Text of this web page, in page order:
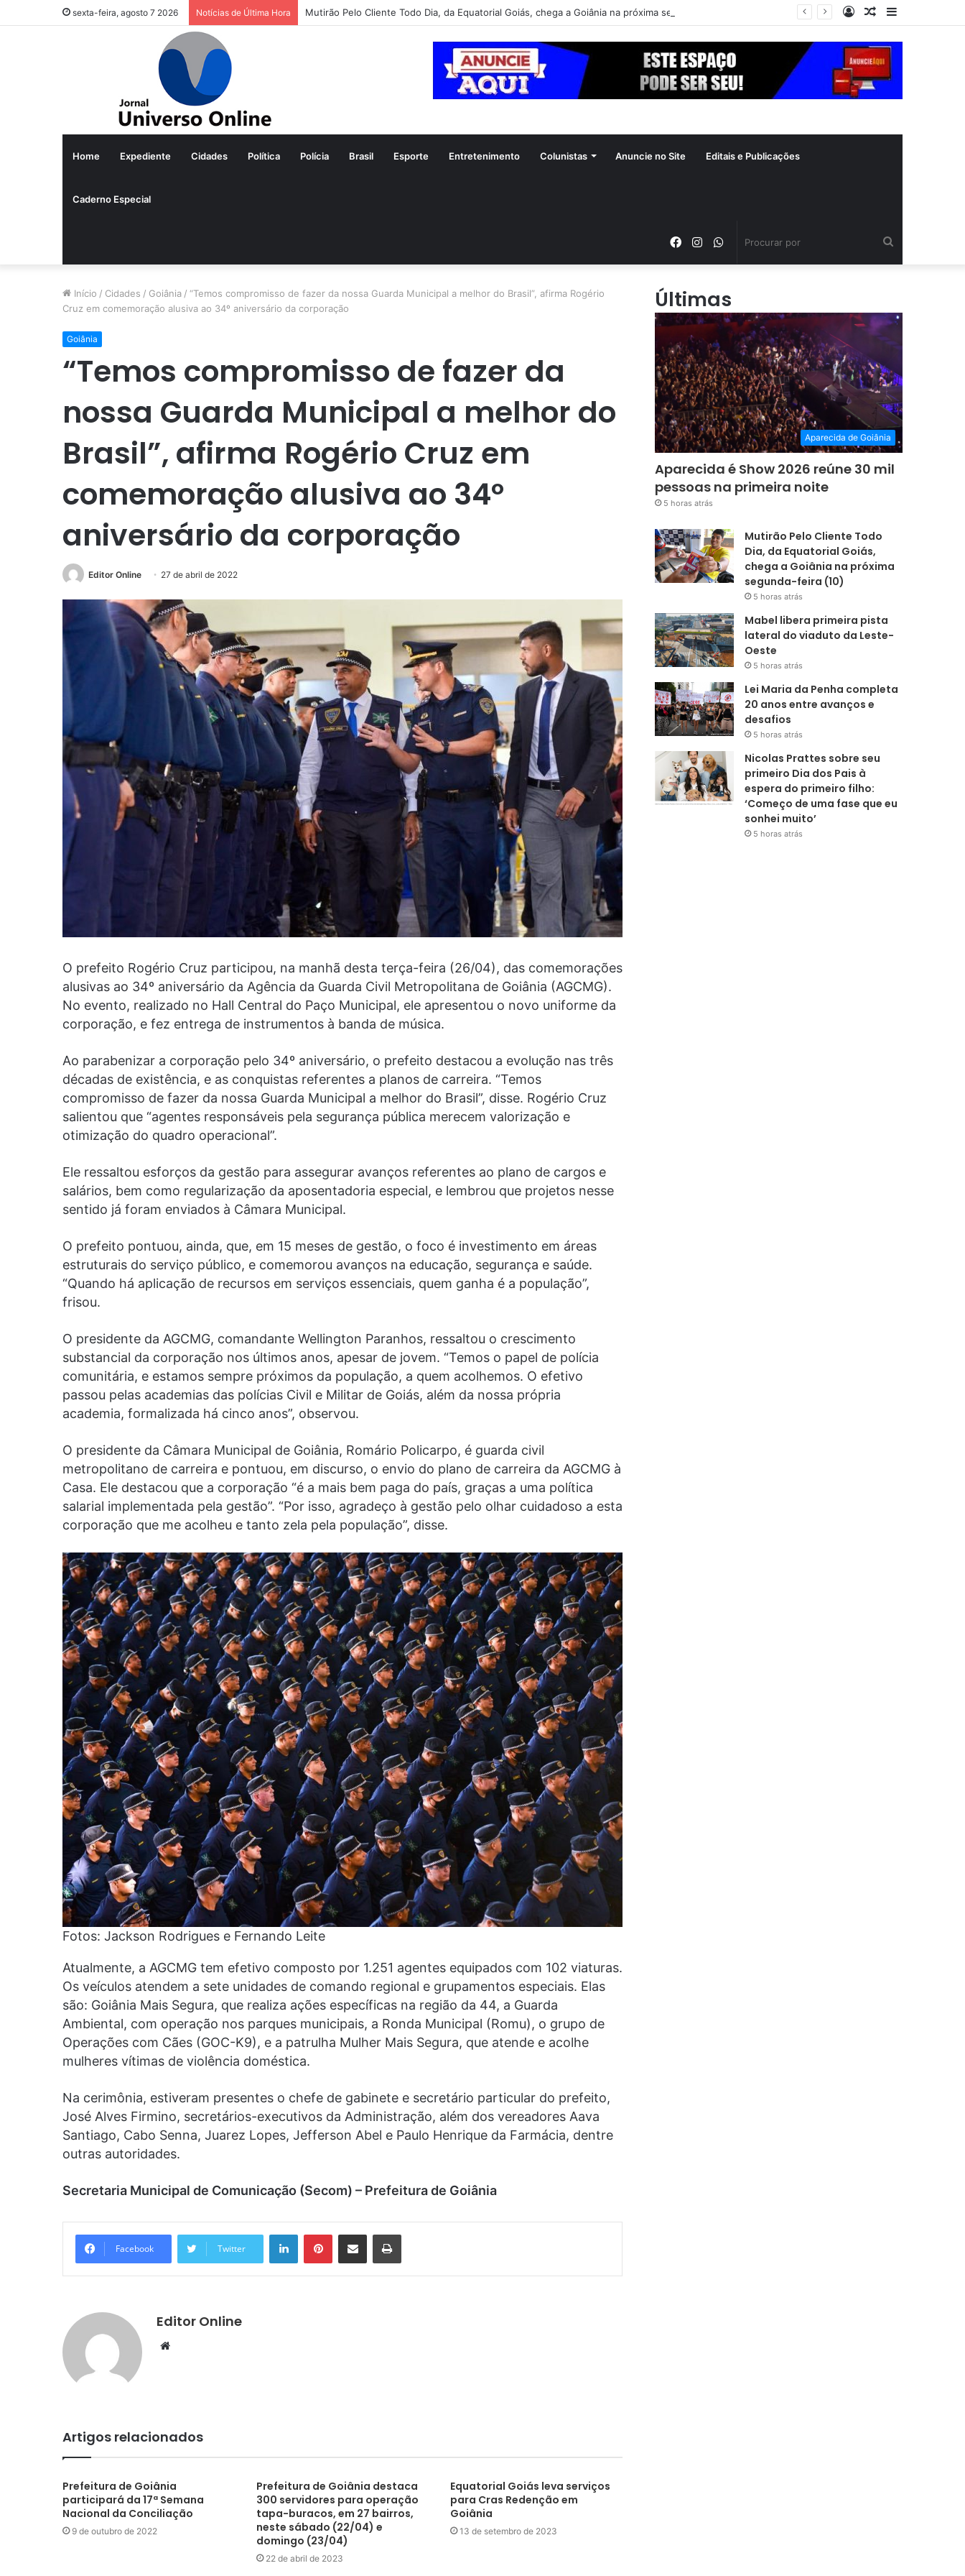
sexta-feira, agosto 7 2026 Notícias de Última Hora Mutirão Pelo Cliente Todo Dia, da Equatorial Goiás, chega a Goiânia na próxima segunda-feira (10)
Barra
Artigo
Entrar
Home Expediente Cidades Política Polícia Brasil Esporte Entretenimento Colunistas Anuncie no Site Editais e Publicações
Caderno Especial
WhatsApp
Instagram
Facebook
Início / Cidades / Goiânia / “Temos compromisso de fazer da nossa Guarda Municipal a melhor do Brasil”, afirma Rogério
Cruz em comemoração alusiva ao 34º aniversário da corporação
Goiânia
“Temos compromisso de fazer da
nossa Guarda Municipal a melhor do
Brasil”, afirma Rogério Cruz em
comemoração alusiva ao 34º
aniversário da corporação
Editor Online 27 de abril de 2022
O prefeito Rogério Cruz participou, na manhã desta terça-feira (26/04), das comemorações
alusivas ao 34º aniversário da Agência da Guarda Civil Metropolitana de Goiânia (AGCMG).
No evento, realizado no Hall Central do Paço Municipal, ele apresentou o novo uniforme da
corporação, e fez entrega de instrumentos à banda de música.
Ao parabenizar a corporação pelo 34º aniversário, o prefeito destacou a evolução nas três
décadas de existência, e as conquistas referentes a planos de carreira. “Temos
compromisso de fazer da nossa Guarda Municipal a melhor do Brasil”, disse. Rogério Cruz
salientou que “agentes responsáveis pela segurança pública merecem valorização e
otimização do quadro operacional”.
Ele ressaltou esforços da gestão para assegurar avanços referentes ao plano de cargos e
salários, bem como regularização da aposentadoria especial, e lembrou que projetos nesse
sentido já foram enviados à Câmara Municipal.
O prefeito pontuou, ainda, que, em 15 meses de gestão, o foco é investimento em áreas
estruturais do serviço público, e comemorou avanços na educação, segurança e saúde.
“Quando há aplicação de recursos em serviços essenciais, quem ganha é a população”,
frisou.
O presidente da AGCMG, comandante Wellington Paranhos, ressaltou o crescimento
substancial da corporação nos últimos anos, apesar de jovem. “Temos o papel de polícia
comunitária, e estamos sempre próximos da população, a quem acolhemos. O efetivo
passou pelas academias das polícias Civil e Militar de Goiás, além da nossa própria
academia, formalizada há cinco anos”, observou.
O presidente da Câmara Municipal de Goiânia, Romário Policarpo, é guarda civil
metropolitano de carreira e pontuou, em discurso, o envio do plano de carreira da AGCMG à
Casa. Ele destacou que a corporação “é a mais bem paga do país, graças a uma política
salarial implementada pela gestão”. “Por isso, agradeço à gestão pelo olhar cuidadoso a esta
corporação que me acolheu e tanto zela pela população”, disse.
Fotos: Jackson Rodrigues e Fernando Leite
Atualmente, a AGCMG tem efetivo composto por 1.251 agentes equipados com 102 viaturas.
Os veículos atendem a sete unidades de comando regional e grupamentos especiais. Elas
são: Goiânia Mais Segura, que realiza ações específicas na região da 44, a Guarda
Ambiental, com operação nos parques municipais, a Ronda Municipal (Romu), o grupo de
Operações com Cães (GOC-K9), e a patrulha Mulher Mais Segura, que atende e acolhe
mulheres vítimas de violência doméstica.
Na cerimônia, estiveram presentes o chefe de gabinete e secretário particular do prefeito,
José Alves Firmino, secretários-executivos da Administração, além dos vereadores Aava
Santiago, Cabo Senna, Juarez Lopes, Jefferson Abel e Paulo Henrique da Farmácia, dentre
outras autoridades.
Secretaria Municipal de Comunicação (Secom) – Prefeitura de Goiânia
Facebook Twitter
LinkedinPinterestCompartilhar via e-mail Imprimir
Editor Online
Website
Artigos relacionados
Prefeitura de Goiânia
participará da 17ª Semana
Nacional da Conciliação
9 de outubro de 2022
Prefeitura de Goiânia destaca
300 servidores para operação
tapa-buracos, em 27 bairros,
neste sábado (22/04) e
domingo (23/04)
22 de abril de 2023
Equatorial Goiás leva serviços
para Cras Redenção em
Goiânia
13 de setembro de 2023
Últimas
Aparecida de Goiânia
Aparecida é Show 2026 reúne 30 mil
pessoas na primeira noite
5 horas atrás
Mutirão Pelo Cliente Todo
Dia, da Equatorial Goiás,
chega a Goiânia na próxima
segunda-feira (10)
5 horas atrás
Mabel libera primeira pista
lateral do viaduto da Leste-
Oeste
5 horas atrás
Lei Maria da Penha completa
20 anos entre avanços e
desafios
5 horas atrás
Nicolas Prattes sobre seu
primeiro Dia dos Pais à
espera do primeiro filho:
‘Começo de uma fase que eu
sonhei muito’
5 horas atrás